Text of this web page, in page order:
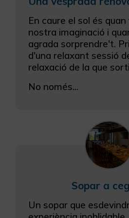
En caure el sol és
nostra imaginació i
agrada sorprendre't.
d'una relaxant sessió
relaxació de la que
No només...
Sopar a
Un sopar que